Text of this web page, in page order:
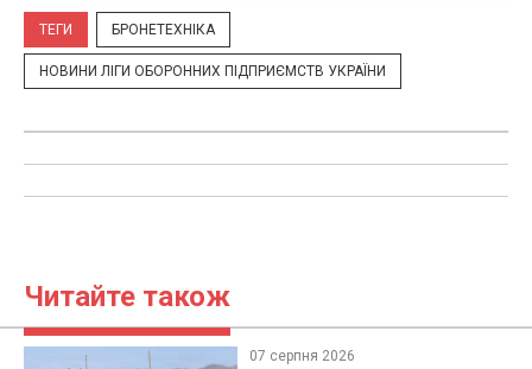
ТЕГИ БРОНЕТЕХНІКА
НОВИНИ ЛІГИ ОБОРОННИХ ПІДПРИЄМСТВ УКРАЇНИ
Читайте також
07 серпня 2026